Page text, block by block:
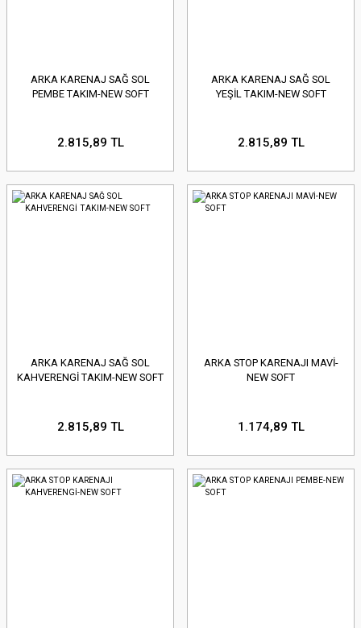
ARKA KARENAJ SAĞ SOL
PEMBE TAKIM-NEW SOFT
2.815,89 TL
ARKA KARENAJ SAĞ SOL
YEŞİL TAKIM-NEW SOFT
2.815,89 TL
ARKA KARENAJ SAĞ SOL
KAHVERENGİ TAKIM-NEW SOFT
2.815,89 TL
ARKA STOP KARENAJI MAVİ-
NEW SOFT
1.174,89 TL